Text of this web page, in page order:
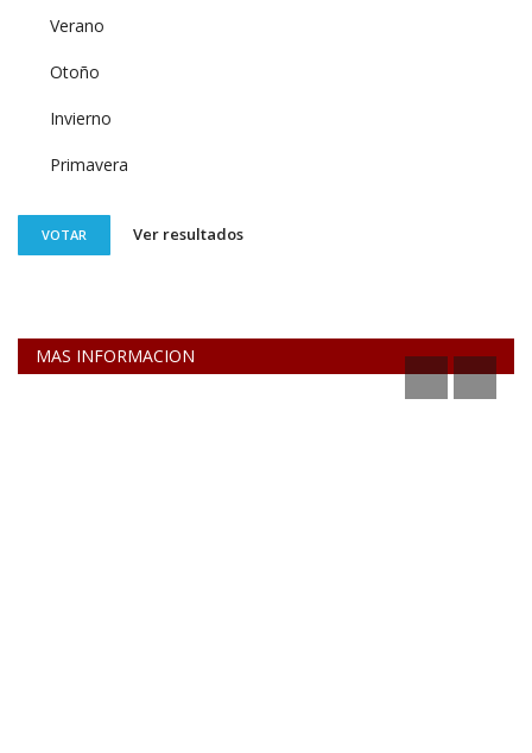
Verano
Otoño
Invierno
Primavera
VOTAR Ver resultados
MAS INFORMACION